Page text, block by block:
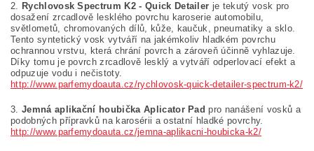
2. Rychlovosk Spectrum K2 - Quick Detailer je tekutý vosk pro
dosažení zrcadlově lesklého povrchu karoserie automobilu,
světlometů, chromovaných dílů, kůže, kaučuk, pneumatiky a sklo.
Tento syntetický vosk vytváří na jakémkoliv hladkém povrchu
ochrannou vrstvu, která chrání povrch a zároveň účinně vyhlazuje.
Díky tomu je povrch zrcadlově lesklý a vytváří odperlovací efekt a
odpuzuje vodu i nečistoty.
http://www.parfemydoauta.cz/rychlovosk-quick-detailer-spectrum-k2/
3. Jemná aplikační houbička Aplicator Pad pro nanášení vosků a
podobných přípravků na karosérii a ostatní hladké povrchy.
http://www.parfemydoauta.cz/jemna-aplikacni-houbicka-k2/